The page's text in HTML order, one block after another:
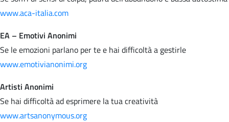
www.aca-italia.com
EA – Emotivi Anonimi
Se le emozioni parlano per te e hai difficoltà a gestirle
www.emotivianonimi.org
Artisti Anonimi
Se hai difficoltà ad esprimere la tua creatività
www.artsanonymous.org